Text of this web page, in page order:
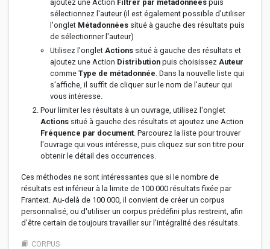
ajoutez une Action Filtrer par métadonnées puis
sélectionnez l'auteur (il est également possible d'utiliser
l'onglet Métadonnées situé à gauche des résultats puis
de sélectionner l'auteur)
Utilisez l'onglet Actions situé à gauche des résultats et
ajoutez une Action Distribution puis choisissez Auteur
comme Type de métadonnée . Dans la nouvelle liste qui
s'affiche, il suffit de cliquer sur le nom de l'auteur qui
vous intéresse.
Pour limiter les résultats à un ouvrage, utilisez l'onglet
Actions situé à gauche des résultats et ajoutez une Action
Fréquence par document . Parcourez la liste pour trouver
l'ouvrage qui vous intéresse, puis cliquez sur son titre pour
obtenir le détail des occurrences.
Ces méthodes ne sont intéressantes que si le nombre de
résultats est inférieur à la limite de 100 000 résultats fixée par
Frantext. Au-delà de 100 000, il convient de créer un corpus
personnalisé, ou d'utiliser un corpus prédéfini plus restreint, afin
d'être certain de toujours travailler sur l'intégralité des résultats.
bookmarks CORPUS